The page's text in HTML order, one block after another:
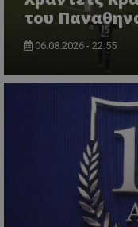
του
06.08.2026 - 22:55